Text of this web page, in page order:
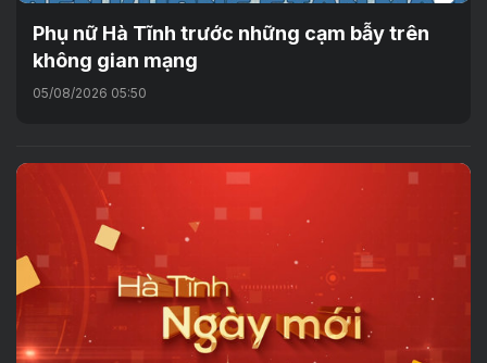
Phụ nữ Hà Tĩnh trước những cạm bẫy trên
không gian mạng
05/08/2026 05:50